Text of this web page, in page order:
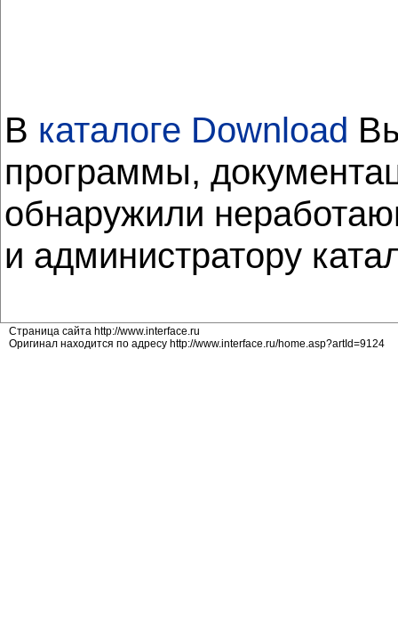
В каталоге Download
программы,
обнаружили
и администратору
Страница сайта http://www.interface.ru
Оригинал находится по адресу http://www.interface.ru/home.asp?artId=9124